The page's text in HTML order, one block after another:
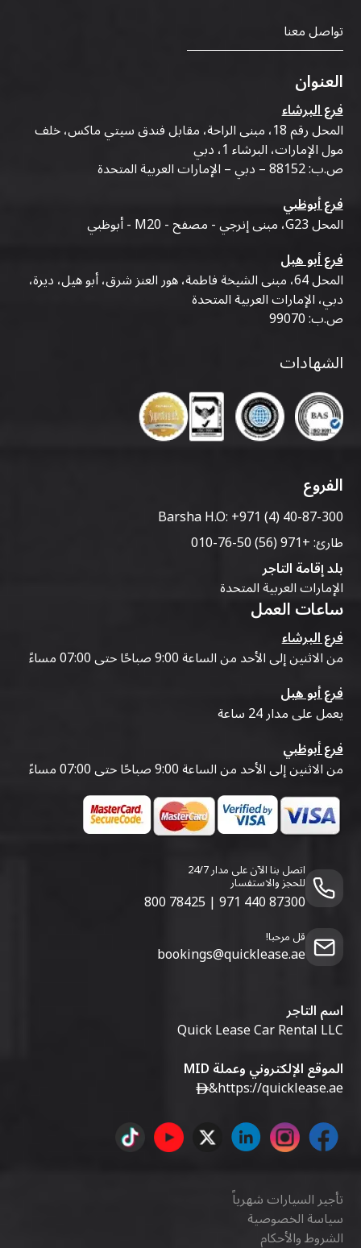
تواصل معنا
العنوان
فرع البرشاء
المحل رقم 18، مبنى الراحة، مقابل فندق سيتي ماكس، خلف
مول الإمارات، البرشاء 1، دبي
ص.ب: 88152 – دبي – الإمارات العربية المتحدة
فرع أبوظبي
المحل G23، مبنى إنرجي - مصفح - M20 - أبوظبي
فرع أبو هيل
المحل 64، مبنى الشيخة فاطمة، هور العنز شرق، أبو هيل، ديرة،
دبي، الإمارات العربية المتحدة
ص.ب: 99070
الشهادات
الفروع
Barsha H.O:+971 (4) 40-87-300
طارئ:+971 (56) 50-76-010
بلد إقامة التاجر
الإمارات العربية المتحدة
ساعات العمل
فرع البرشاء
من الاثنين إلى الأحد من الساعة 9:00 صباحًا حتى 07:00 مساءً
فرع أبو هيل
يعمل على مدار 24 ساعة
فرع أبوظبي
من الاثنين إلى الأحد من الساعة 9:00 صباحًا حتى 07:00 مساءً
اتصل بنا الآن على مدار 24/7
للحجز والاستفسار
800 78425 | 971 440 87300
قل مرحبا!
bookings@quicklease.ae
اسم التاجر
Quick Lease Car Rental LLC
الموقع الإلكتروني وعملة MID
https://quicklease.ae
&
تأجير السيارات شهرياً
سياسة الخصوصية
الشروط والأحكام